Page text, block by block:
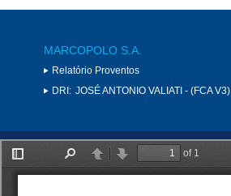
MARCOPOLO S.A.
Relatório Proventos
DRI: JOSÉ ANTONIO VALIATI - (FCA V3)